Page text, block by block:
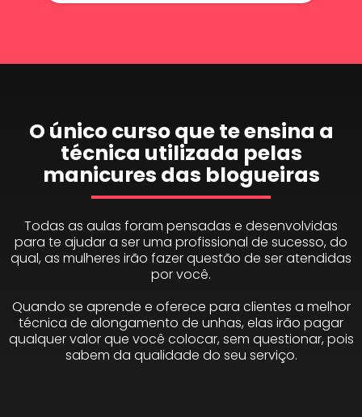
O único curso que te ensina a
técnica utilizada pelas
manicures das blogueiras
Todas as aulas foram pensadas e desenvolvidas
para te ajudar a ser uma profissional de sucesso, do
qual, as mulheres irão fazer questão de ser atendidas
por você.
Quando se aprende e oferece para clientes a melhor
técnica de alongamento de unhas, elas irão pagar
qualquer valor que você colocar, sem questionar, pois
sabem da qualidade do seu serviço.